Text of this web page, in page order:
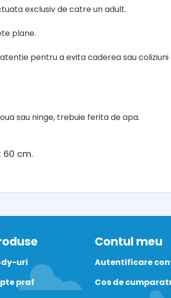
exclusiv de catre un adult.
plane.
pentru a evita caderea sau
sau ninge, trebuie ferita de apa.
60 cm.
uri
praf
Contul meu
Autentificare
Cos de